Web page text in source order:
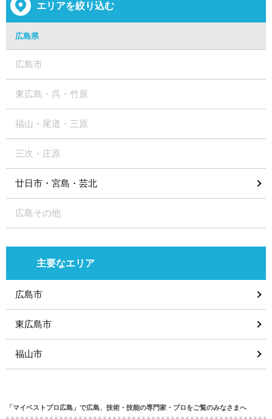
エリアを絞り込む
広島県
広島市
東広島・呉・竹原
福山・尾道・三原
三次・庄原
廿日市・宮島・芸北
広島その他
主要なエリア
広島市
東広島市
福山市
「マイベストプロ広島」で広島、技術・技能の専門家・プロをご覧のみなさまへ